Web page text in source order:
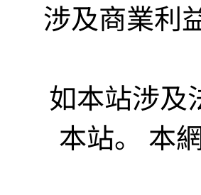
涉及商業利
如本站涉及
本站。 本